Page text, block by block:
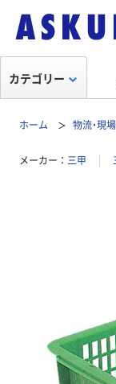
カテゴリー
ホーム 物流・現
メーカー 三甲